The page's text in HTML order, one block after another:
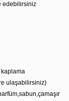
edebilirsiniz
kaplama
ulaşabilirsiniz)